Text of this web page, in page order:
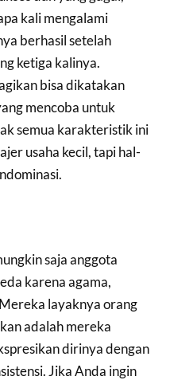
kali mengalami
berhasil setelah
ketiga kalinya.
bisa dikatakan
mencoba untuk
semua karakteristik ini
usaha kecil, tapi hal-
saja anggota
karena agama,
layaknya orang
adalah mereka
dirinya dengan
Jika Anda ingin